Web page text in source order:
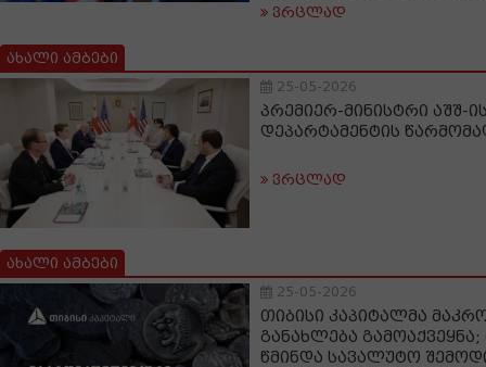
ვრცლად
ახალი ამბები
25-05-2026
პრემიერ-მინისტრი აშშ-
დეპარტამენტის
ვრცლად
ახალი ამბები
25-05-2026
თიბისი კაპიტალმა
განახლება
წმინდა სავალუტო